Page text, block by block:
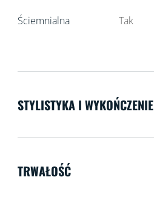
Ściemnialna Tak
STYLISTYKA I WYKOŃCZENIE
TRWAŁOŚĆ